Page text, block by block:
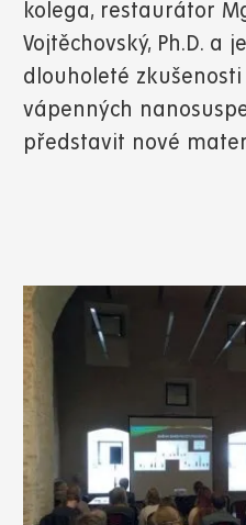
kolega, restaurátor
Vojtěchovský, Ph.D. a
dlouholeté
vápenných
představit nové